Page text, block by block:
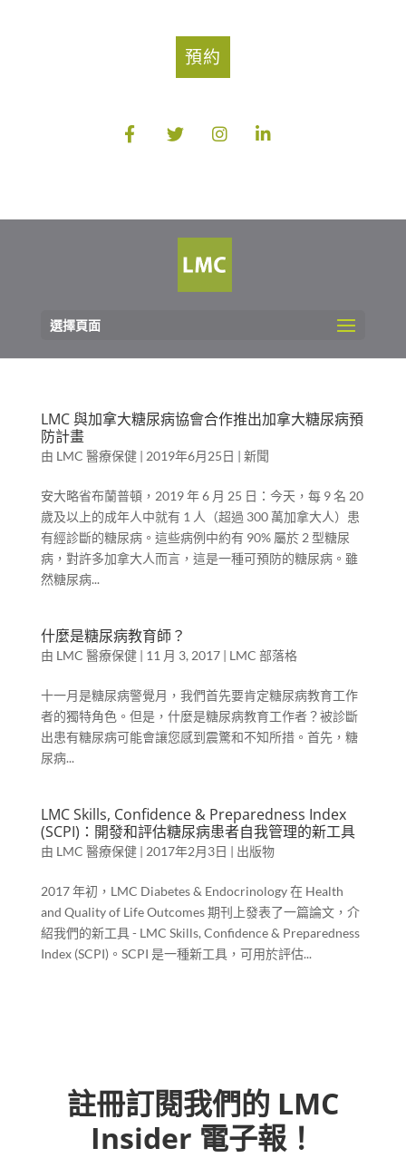
預約
選擇頁面
LMC 與加拿大糖尿病協會合作推出加拿大糖尿病預
防計畫
由 LMC 醫療保健| 2019年6月25日 | 新聞
安大略省布蘭普頓，2019 年 6 月 25 日：今天，每 9 名 20
歲及以上的成年人中就有 1 人（超過 300 萬加拿大人）患
有經診斷的糖尿病。這些病例中約有 90% 屬於 2 型糖尿
病，對許多加拿大人而言，這是一種可預防的糖尿病。雖
然糖尿病...
什麼是糖尿病教育師？
由 LMC 醫療保健| 11 月 3, 2017| LMC 部落格
十一月是糖尿病警覺月，我們首先要肯定糖尿病教育工作
者的獨特角色。但是，什麼是糖尿病教育工作者？被診斷
出患有糖尿病可能會讓您感到震驚和不知所措。首先，糖
尿病...
LMC Skills, Confidence & Preparedness Index
(SCPI)：開發和評估糖尿病患者自我管理的新工具
由 LMC 醫療保健| 2017年2月3日 | 出版物
2017 年初，LMC Diabetes & Endocrinology 在 Health
and Quality of Life Outcomes 期刊上發表了一篇論文，介
紹我們的新工具 - LMC Skills, Confidence & Preparedness
Index (SCPI)。SCPI 是一種新工具，可用於評估...
註冊訂閱我們的 LMC
Insider 電子報！